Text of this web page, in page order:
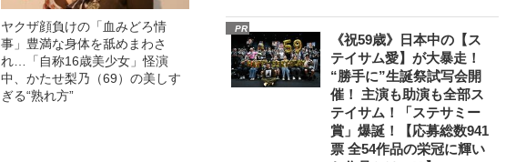
ヤクザ顔負けの「血みどろ情
事」豊満な身体を舐めまわさ
れ…「自称16歳美少女」怪演
中、かたせ梨乃（69）の美しす
ぎる“熟れ方”
PR
《祝59歳》日本中の【ス
テイサム愛】が大暴走！
“勝手に”生誕祭試写会開
催！ 主演も助演も全部ス
テイサム！「ステサミー
賞」爆誕！【応募総数941
票 全54作品の栄冠に輝い